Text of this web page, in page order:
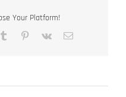
Your Platform!
Tumblr Pinterest
Vk
E-